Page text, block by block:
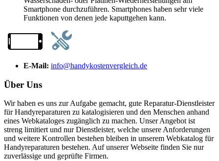
Smartphone durchzuführen. Smartphones haben sehr viele
Funktionen von denen jede kaputtgehen kann.
E-Mail: info@handykostenvergleich.de
Über Uns
Wir haben es uns zur Aufgabe gemacht, gute Reparatur-Dienstleister
für Handyreparaturen zu katalogisieren und den Menschen anhand
eines Webkataloges zugänglich zu machen. Unser Angebot ist
streng limitiert und nur Dienstleister, welche unsere Anforderungen
und weitere Kontrollen bestehen bleiben in unserem Webkatalog für
Handyreparaturen bestehen. Auf unserer Webseite finden Sie nur
zuverlässige und geprüfte Firmen.